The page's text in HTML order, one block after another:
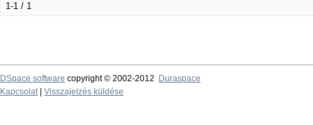
1-1 / 1
DSpace software copyright © 2002-2012
Duraspace
Kapcsolat| Visszajelzés küldése